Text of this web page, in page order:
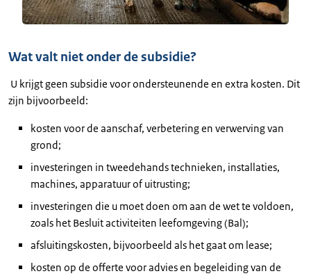
Wat valt niet onder de subsidie?
U krijgt geen subsidie voor ondersteunende en extra kosten. Dit
zijn bijvoorbeeld:
kosten voor de aanschaf, verbetering en verwerving van
grond;
investeringen in tweedehands technieken, installaties,
machines, apparatuur of uitrusting;
investeringen die u moet doen om aan de wet te voldoen,
zoals het Besluit activiteiten leefomgeving (Bal);
afsluitingskosten, bijvoorbeeld als het gaat om lease;
kosten op de offerte voor advies en begeleiding van de